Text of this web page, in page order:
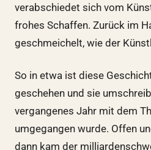
verabschiedet sich vom
frohes Schaffen. Zurück im
geschmeichelt, wie der
So in etwa ist diese
geschehen und sie
vergangenes Jahr mit dem
umgegangen wurde. Offen
dann kam der